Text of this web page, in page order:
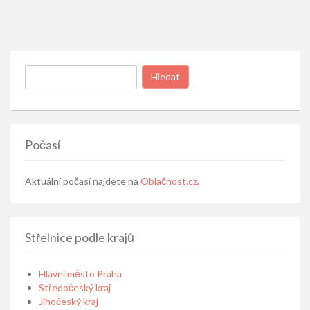
Vyhledávání
Počasí
Aktuální počasí najdete na Oblačnost.cz.
Střelnice podle krajů
Hlavní město Praha
Středočeský kraj
Jihočeský kraj